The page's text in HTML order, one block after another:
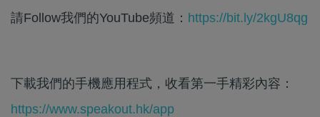
請Follow我們的YouTube頻道： https://bit.ly/2kgU8qg
下載我們的手機應用程式，收看第一手精彩內容：
https://www.speakout.hk/app